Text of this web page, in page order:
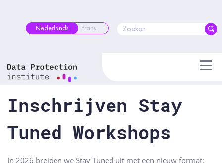
Nederlands Frans
Inschrijven Stay
Tuned Workshops
In 2026 breiden we Stay Tuned uit met een nieuw format: